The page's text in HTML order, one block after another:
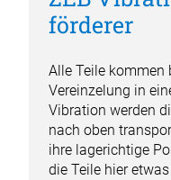
förderer
Alle Teile kommen
Vereinzelung in
Vibration werden
nach oben
ihre lagerichtige
die Teile hier